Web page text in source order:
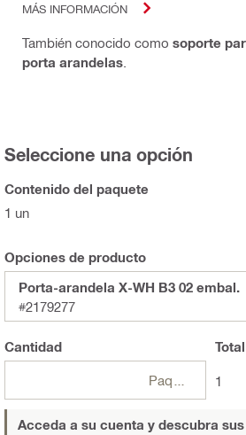
MÁS INFORMACIÓN
También conocido como soporte
porta arandelas
Seleccione una opción
Contenido del paquete
1 un
Opciones de producto
Porta-arandela X-WH B3 02 embal.
#2179277
Cantidad Total
1
Acceda a su cuenta y descubra